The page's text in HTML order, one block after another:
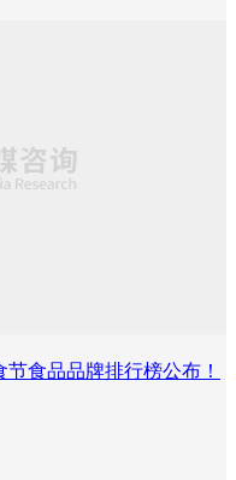
食品品牌排行榜公布！